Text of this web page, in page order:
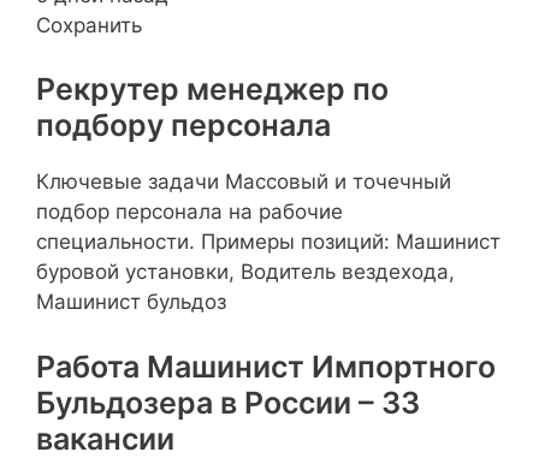
Сохранить
Рекрутер менеджер по
подбору персонала
Ключевые задачи Массовый и точечный
подбор персонала на рабочие
специальности. Примеры позиций: Машинист
буровой установки, Водитель вездехода,
Машинист бульдоз
Работа Машинист Импортного
Бульдозера в России – 33
вакансии